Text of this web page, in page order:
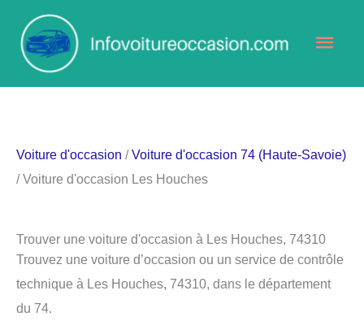
contenu
Voiture d'occasion /Voiture d'occasion 74 (Haute-Savoie)
/ Voiture d'occasion Les Houches
Trouver une voiture d'occasion à Les Houches, 74310
Trouvez une voiture d’occasion ou un service de contrôle
technique à Les Houches, 74310, dans le département
du 74.